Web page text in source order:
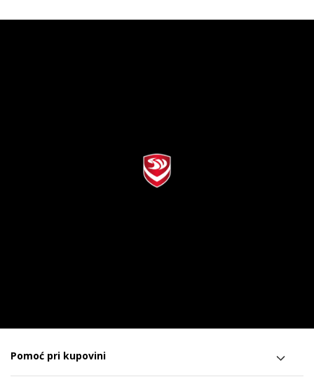
Pomoć pri kupovini